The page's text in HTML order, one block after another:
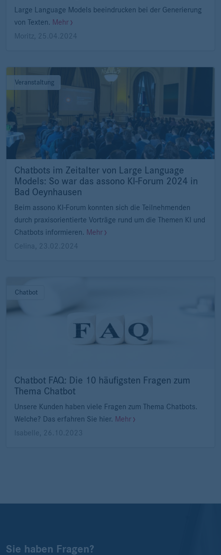
Large Language Models beeindrucken bei der Generierung
von Texten. Mehr
Moritz
25.04.2024
Veranstaltung
Chatbots im Zeitalter von Large Language
Models: So war das assono KI-Forum 2024 in
Bad Oeynhausen
Beim assono KI-Forum konnten sich die Teilnehmenden
durch praxisorientierte Vorträge rund um die Themen KI und
Chatbots informieren. Mehr
Celina
23.02.2024
Chatbot
Chatbot FAQ: Die 10 häufigsten Fragen zum
Thema Chatbot
Unsere Kunden haben viele Fragen zum Thema Chatbots.
Welche? Das erfahren Sie hier. Mehr
Isabelle
26.10.2023
Sie haben Fragen?